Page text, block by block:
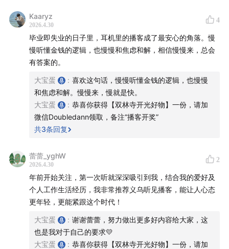
Kaaryz
2026.4.30
4
毕业即失业的日子里，耳机里的播客成了最安心的角落。慢
慢听懂金钱的逻辑，也慢慢和焦虑和解，相信慢慢来，总会
有答案的。
大宝蛋 : 喜欢这句话，慢慢听懂金钱的逻辑，也慢慢
和焦虑和解。慢慢来，慢就是快。
大宝蛋
: 恭喜你获得【双林寺开光好物】一份，请加
微信Doubledann领取，备注“播客开奖”
共3条回复
蕾蕾_yghW
2026.4.30
2
年前开始关注，第一次听就深深吸引到我，结合我的爱好及
个人工作生活经历，我非常推荐义乌听见播客，能让人心态
更年轻，更能紧跟这个时代！
大宝蛋 : 谢谢蕾蕾，努力做出更多好内容给大家，这
也是我对于自己的要求💛
大宝蛋
: 恭喜你获得【双林寺开光好物】一份，请加